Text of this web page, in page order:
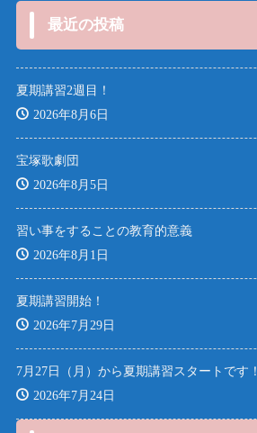
最近の投稿
夏期講習2週目！
2026年8月6日
宝塚歌劇団
2026年8月5日
習い事をすることの教育的意義
2026年8月1日
夏期講習開始！
2026年7月29日
7月27日（月）から夏期講習スタートです！
2026年7月24日